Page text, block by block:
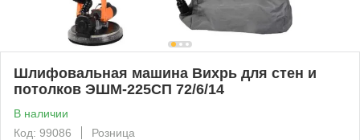
Шлифовальная машина Вихрь для стен и
потолков ЭШМ-225СП 72/6/14
В наличии
Код: 99086
Розница